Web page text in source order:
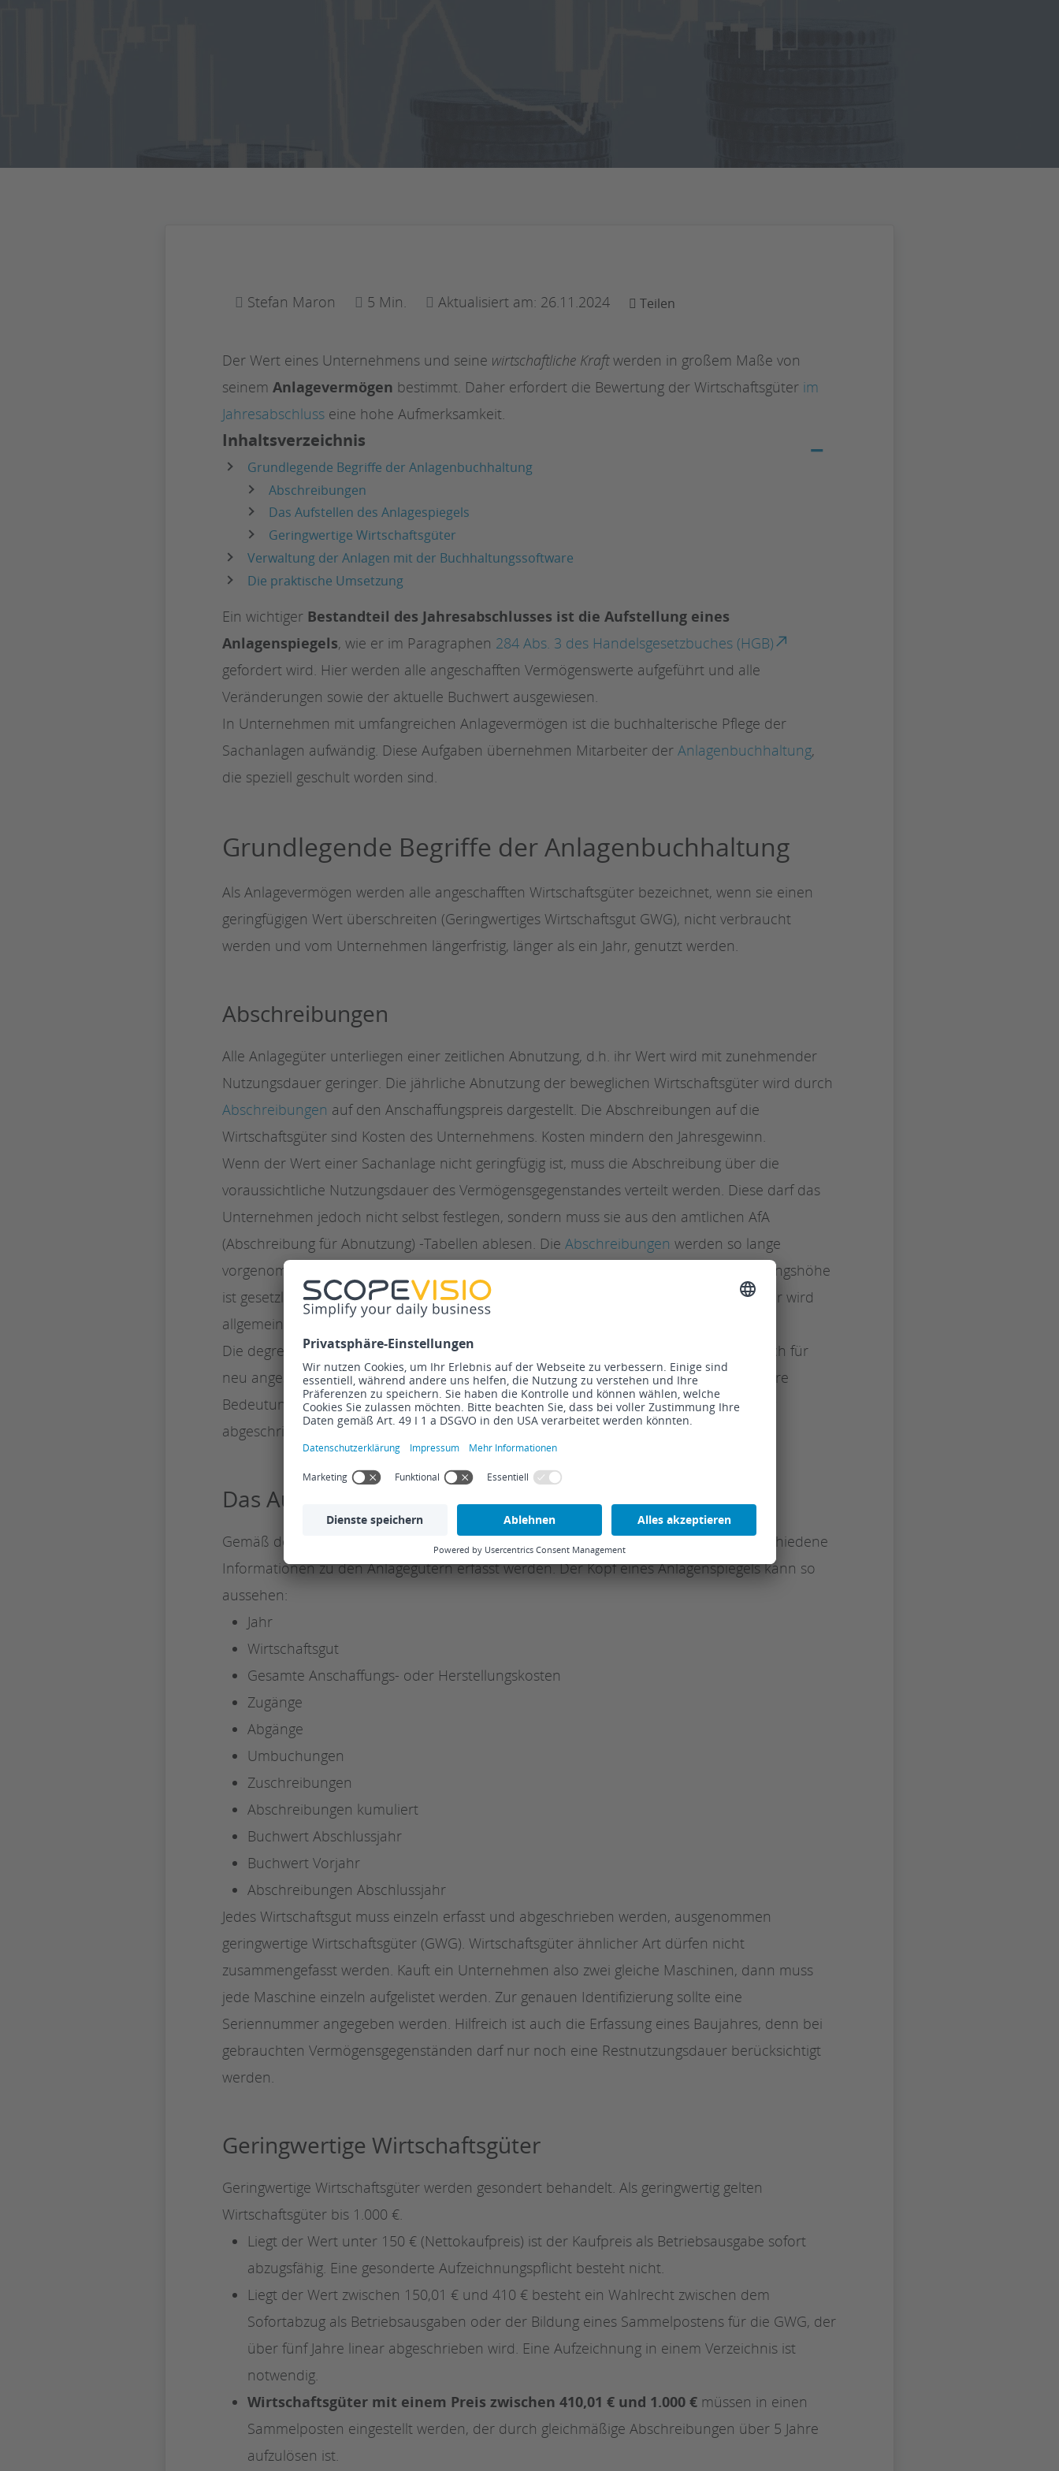
Stefan Maron 5 Min. Aktualisiert am: 26.11.2024 Teilen
Der Wert eines Unternehmens und seine wirtschaftliche Kraftwerden in großem Maße von
seinem Anlagevermögen bestimmt. Daher erfordert die Bewertung der Wirtschaftsgüter im
Jahresabschluss eine hohe Aufmerksamkeit.
Inhaltsverzeichnis −
Grundlegende Begriffe der Anlagenbuchhaltung
Abschreibungen
Das Aufstellen des Anlagespiegels
Geringwertige Wirtschaftsgüter
Verwaltung der Anlagen mit der Buchhaltungssoftware
Die praktische Umsetzung
Ein wichtiger Bestandteil des Jahresabschlusses ist die Aufstellung eines
Anlagenspiegels, wie er im Paragraphen 284 Abs. 3 des Handelsgesetzbuches (HGB)
gefordert wird. Hier werden alle angeschafften Vermögenswerte aufgeführt und alle
Veränderungen sowie der aktuelle Buchwert ausgewiesen.
In Unternehmen mit umfangreichen Anlagevermögen ist die buchhalterische Pflege der
Sachanlagen aufwändig. Diese Aufgaben übernehmen Mitarbeiter der Anlagenbuchhaltung,
die speziell geschult worden sind.
Grundlegende Begriffe der Anlagenbuchhaltung
Als Anlagevermögen werden alle angeschafften Wirtschaftsgüter bezeichnet, wenn sie einen
geringfügigen Wert überschreiten (Geringwertiges Wirtschaftsgut GWG), nicht verbraucht
werden und vom Unternehmen längerfristig, länger als ein Jahr, genutzt werden.
Abschreibungen
Alle Anlagegüter unterliegen einer zeitlichen Abnutzung, d.h. ihr Wert wird mit zunehmender
Nutzungsdauer geringer. Die jährliche Abnutzung der beweglichen Wirtschaftsgüter wird durch
Abschreibungen auf den Anschaffungspreis dargestellt. Die Abschreibungen auf die
Wirtschaftsgüter sind Kosten des Unternehmens. Kosten mindern den Jahresgewinn.
Wenn der Wert einer Sachanlage nicht geringfügig ist, muss die Abschreibung über die
voraussichtliche Nutzungsdauer des Vermögensgegenstandes verteilt werden. Diese darf das
Unternehmen jedoch nicht selbst festlegen, sondern muss sie aus den amtlichen AfA
(Abschreibung für Abnutzung) -Tabellen ablesen. Die Abschreibungen werden so lange
vorgenommen, bis der Restbuchwert nur noch ein Euro beträgt. Auch die Abschreibungshöhe
ist gesetzlich geregelt. In der Regel erfolgt die Abschreibung in gleich hohen Raten. Hier wird
allgemein von der
linearen Abschreibung
Die degressive Abschreibung, bei der die Beträge jährlich geringer werden, ist steuerlich für
neu angeschaffte Gegenstände (seit Januar 2011) nicht mehr erlaubt und hat damit ihre
Bedeutung verloren. Nur vor 2011 angeschaffte Gegenstände konnten noch degressiv
abgeschrieben werden.
Das Aufstellen des Anlagespiegels
Gemäß den Anforderungen des Handelsgesetzbuches (§ 284 HGB) müssen viele verschiedene
Informationen zu den Anlagegütern erfasst werden. Der Kopf eines Anlagenspiegels kann so
aussehen:
Jahr
Wirtschaftsgut
Gesamte Anschaffungs- oder Herstellungskosten
Zugänge
Abgänge
Umbuchungen
Zuschreibungen
Abschreibungen kumuliert
Buchwert Abschlussjahr
Buchwert Vorjahr
Abschreibungen Abschlussjahr
Jedes Wirtschaftsgut muss einzeln erfasst und abgeschrieben werden, ausgenommen
geringwertige Wirtschaftsgüter (GWG). Wirtschaftsgüter ähnlicher Art dürfen nicht
zusammengefasst werden. Kauft ein Unternehmen also zwei gleiche Maschinen, dann muss
jede Maschine einzeln aufgelistet werden. Zur genauen Identifizierung sollte eine
Seriennummer angegeben werden. Hilfreich ist auch die Erfassung eines Baujahres, denn bei
gebrauchten Vermögensgegenständen darf nur noch eine Restnutzungsdauer berücksichtigt
werden.
Geringwertige Wirtschaftsgüter
Geringwertige Wirtschaftsgüter werden gesondert behandelt. Als geringwertig gelten
Wirtschaftsgüter bis 1.000 €.
Liegt der Wert unter 150 € (Nettokaufpreis) ist der Kaufpreis als Betriebsausgabe sofort
abzugsfähig. Eine gesonderte Aufzeichnungspflicht besteht nicht.
Liegt der Wert zwischen 150,01 € und 410 € besteht ein Wahlrecht zwischen dem
Sofortabzug als Betriebsausgaben oder der Bildung eines Sammelpostens für die GWG, der
über fünf Jahre linear abgeschrieben wird. Eine Aufzeichnung in einem Verzeichnis ist
notwendig.
Wirtschaftsgüter mit einem Preis zwischen 410,01 € und 1.000 € müssen in einen
Sammelposten eingestellt werden, der durch gleichmäßige Abschreibungen über 5 Jahre
aufzulösen ist.